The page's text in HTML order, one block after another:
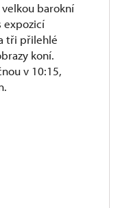
barokní
expozicí
tři přilehlé
koní.
v 10:15,